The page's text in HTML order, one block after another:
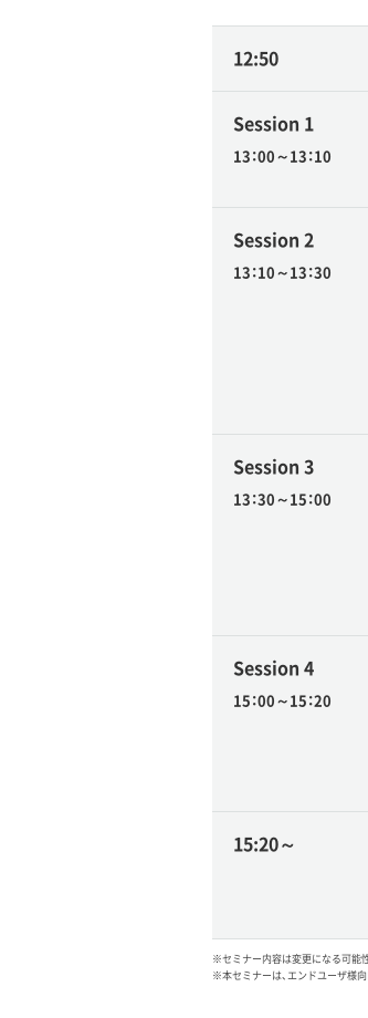
12:50
Session 1
13：00～13：10
Session 2
13：10～13：30
Session 3
13：30～15：00
Session 4
15：00～15：20
15:20～
※セミナー内容は変更になる可能
※本セミナーは、エンドユーザ様